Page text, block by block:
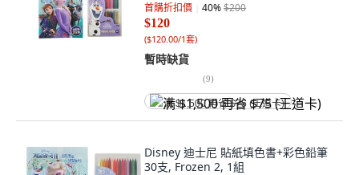
首購折扣價 40%$200
$120
($120.00/1套)
暫時缺貨
(9)
满 $1,500 再省 $75 (王道卡)
Disney 迪士尼 貼紙填色書+彩色鉛筆
30支, Frozen 2, 1組